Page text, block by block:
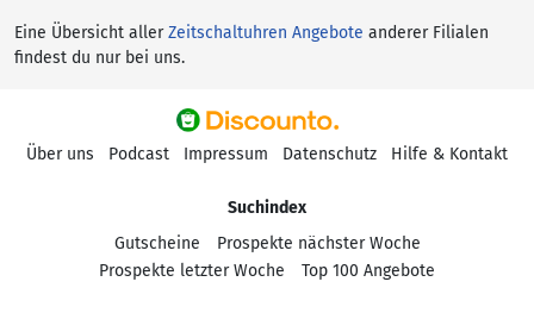
Eine Übersicht allerZeitschaltuhren Angebote anderer Filialen
findest du nur bei uns.
Über uns Podcast Impressum Datenschutz Hilfe & Kontakt
Suchindex
Gutscheine
Prospekte nächster Woche
Prospekte letzter Woche
Top 100 Angebote